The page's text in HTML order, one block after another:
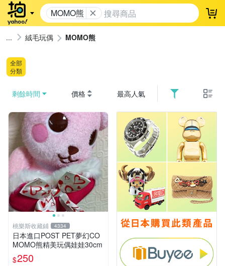
MOMO熊 登
絨毛玩偶 MOMO熊
全部
分類
剩餘時間 價格 最高人氣
桃樂斯收藏鋪 4334
日本進口POST PET夢幻CO
MOMO熊精美玩偶娃娃30cm
$250